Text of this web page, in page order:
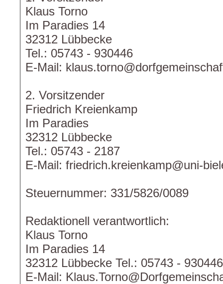
Klaus Torno
Im Paradies 14
32312 Lübbecke
Tel.: 05743 - 930446
E-Mail:
2. Vorsitzender
Friedrich Kreienkamp
Im Paradies
32312 Lübbecke
Tel.: 05743 - 2187
E-Mail: friedrich.kreienkamp@uni-
Steuernummer: 331/5826/0089
Redaktionell verantwortlich:
Klaus Torno
Im Paradies 14
32312 Lübbecke Tel.: 05743 - 930446
E-Mail: